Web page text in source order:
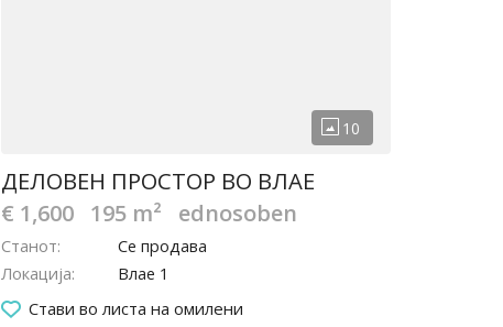
ДЕЛОВЕН ПРОСТОР ВО ВЛАЕ
€ 1,600 195 m² ednosoben
Станот
Се продава
Локација
Влае 1
Стави во листа на омилени